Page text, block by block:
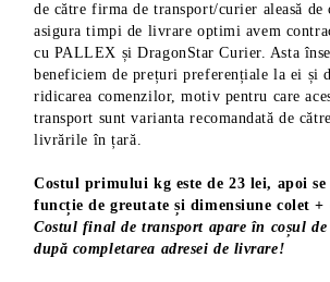
de către firma de transport/curier aleasă
asigura timpi de livrare optimi avem
cu PALLEX și DragonStar Curier. Asta
beneficiem de prețuri preferențiale la ei și
ridicarea comenzilor, motiv pentru care
transport sunt varianta recomandată de
livrările în țară.
Costul primului kg este de 23 lei, apoi se
funcție de greutate și dimensiune colet
Costul final de transport apare în coșul
după completarea adresei de livrare!